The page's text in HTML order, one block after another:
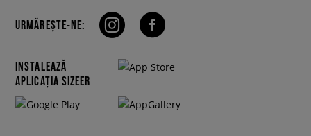
URMĂREȘTE-NE:
INSTALEAZĂ
APLICAȚIA SIZEER